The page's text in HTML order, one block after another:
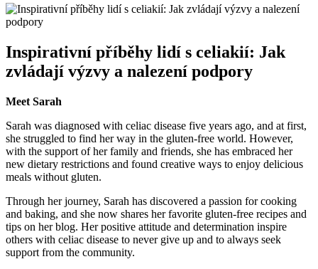
Inspirativní příběhy lidí s celiakií: Jak
zvládají výzvy a nalezení podpory
Meet Sarah
Sarah was diagnosed with celiac disease five years ago, and at first,
she struggled to find her way in the gluten-free world. However,
with the support of her family and friends, she has embraced her
new dietary restrictions and found creative ways to enjoy delicious
meals without gluten.
Through her journey, Sarah has discovered a passion for cooking
and baking, and she now shares her favorite gluten-free recipes and
tips on her blog. Her positive attitude and determination inspire
others with celiac disease to never give up and to always seek
support from the community.